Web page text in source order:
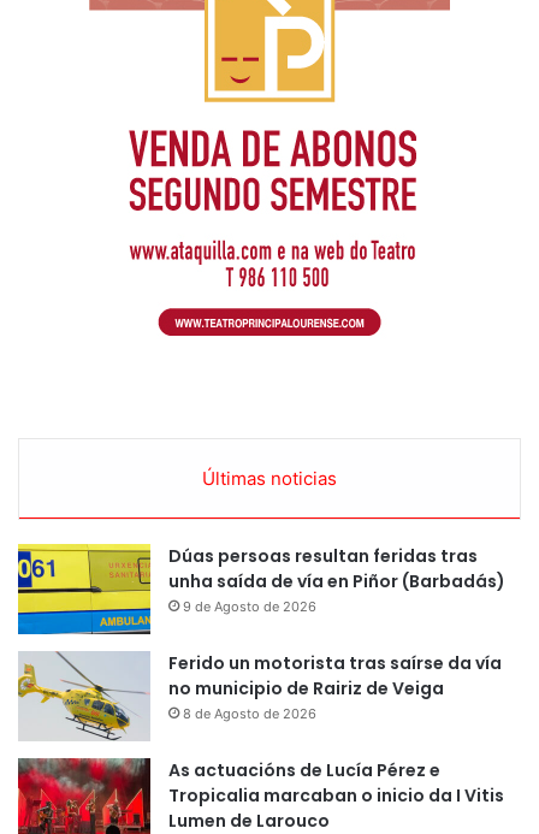
Últimas noticias
Dúas persoas resultan feridas tras
unha saída de vía en Piñor (Barbadás)
9 de Agosto de 2026
Ferido un motorista tras saírse da vía
no municipio de Rairiz de Veiga
8 de Agosto de 2026
As actuacións de Lucía Pérez e
Tropicalia marcaban o inicio da I Vitis
Lumen de Larouco